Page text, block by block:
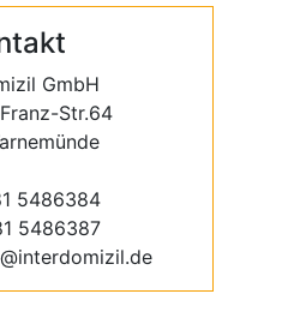
GmbH
Str.64
5486384
5486387